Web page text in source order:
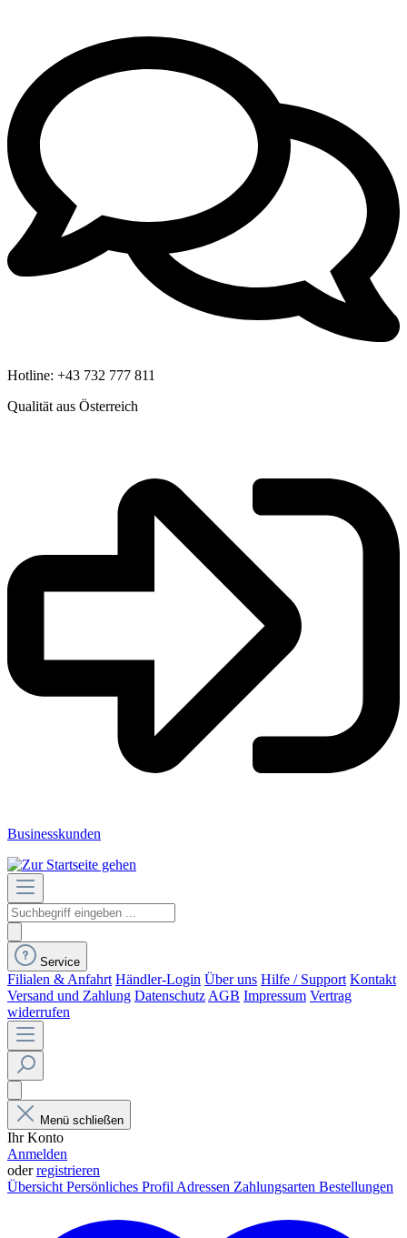
Hotline: +43 732 777 811
Qualität aus Österreich
Businesskunden
Service
Filialen & Anfahrt Händler-Login Über uns Hilfe / Support Kontakt
Versand und Zahlung Datenschutz AGB Impressum Vertrag
widerrufen
Menü schließen
Ihr Konto
Anmelden
oderregistrieren
Übersicht Persönliches Profil Adressen Zahlungsarten Bestellungen